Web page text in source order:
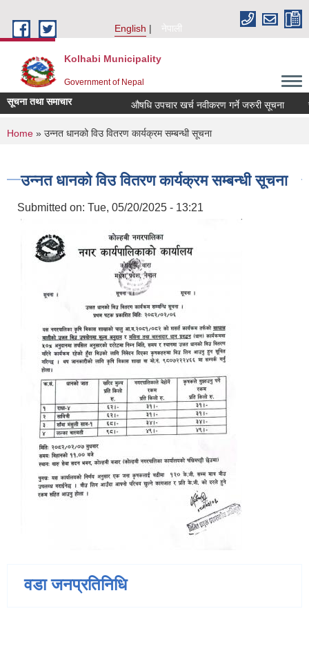
English
नेपाली
Kolhabi Municipality
Government of Nepal
सूचना तथा समाचार औषधि उपचार खर्च नवीकरण गर्ने जरुरी सूचना
You are here
Home » उन्नत धानको विउ वितरण कार्यक्रम सम्बन्धी सूचना
उन्नत धानको विउ वितरण कार्यक्रम सम्बन्धी सूचना
Submitted on: Tue, 05/20/2025 - 13:21
वडा जनप्रतिनिधि